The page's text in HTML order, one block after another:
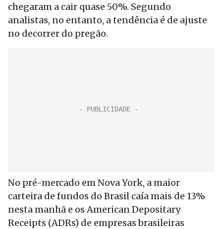
chegaram a cair quase 50%. Segundo
analistas, no entanto, a tendência é de ajuste
no decorrer do pregão.
No pré-mercado em Nova York, a maior
carteira de fundos do Brasil caía mais de 13%
nesta manhã e os American Depositary
Receipts (ADRs) de empresas brasileiras